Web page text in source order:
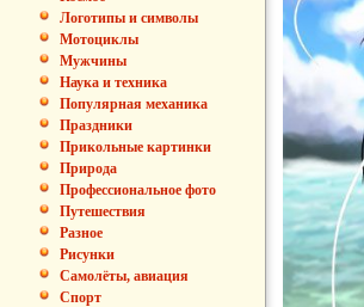
Логотипы и символы
Мотоциклы
Мужчины
Наука и техника
Популярная механика
Праздники
Прикольные картинки
Природа
Профессиональное фото
Путешествия
Разное
Рисунки
Самолёты, авиация
Спорт